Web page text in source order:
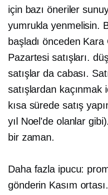
için bazı öneriler
yumrukla yenmelisin.
başladıönceden Kara
Pazartesi satışları.
satışlar da cabası.
satışlardan
kısa sürede satış
yıl Noel'de olanlar
bir zaman.
Daha fazla ipucu:
gönderin Kasım ortası.